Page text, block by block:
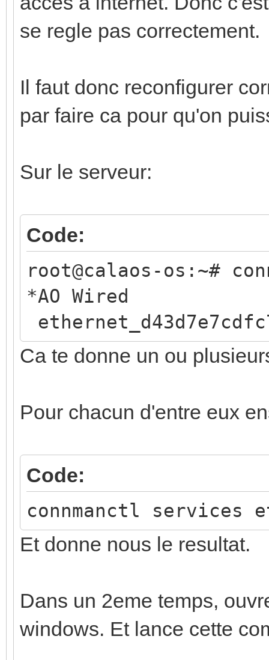
se regle pas correctement.
Il faut donc reconfigurer
par faire ca pour qu'on
Sur le serveur:
Code:
root@calaos-os:~#
*AO
Ca te donne un ou
Pour chacun d'entre eux
Code:
connmanctl services
Et donne nous le resultat.
Dans un 2eme temps,
windows. Et lance cette